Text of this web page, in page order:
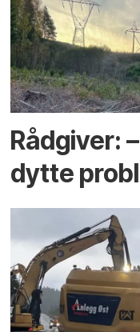
Rådgiver:
dytte